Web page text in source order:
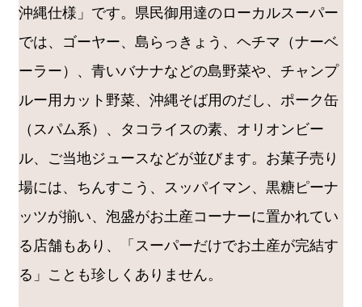
沖縄仕様」です。県民御用達のローカルスーパー
では、ゴーヤー、島らっきょう、ヘチマ（ナーベ
ーラー）、青いバナナなどの島野菜や、チャンプ
ルー用カット野菜、沖縄そば用のだし、ポーク缶
（スパム系）、タコライスの素、オリオンビー
ル、ご当地ジュースなどが並びます。お菓子売り
場には、ちんすこう、スッパイマン、黒糖ピーナ
ッツが揃い、泡盛がお土産コーナーに置かれてい
る店舗もあり、「スーパーだけでお土産が完結す
る」ことも珍しくありません。